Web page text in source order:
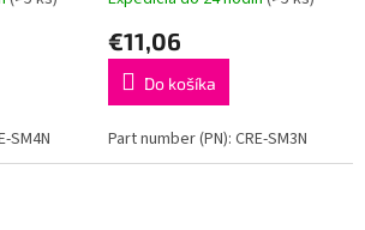
SM4N
card (eObčanka), kábel
1.3m
€11,06
Do košíka
Part number (PN): CRE-SM3N